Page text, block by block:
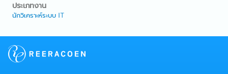
ประเภทงาน
นักวิเคราะห์ระบบ IT